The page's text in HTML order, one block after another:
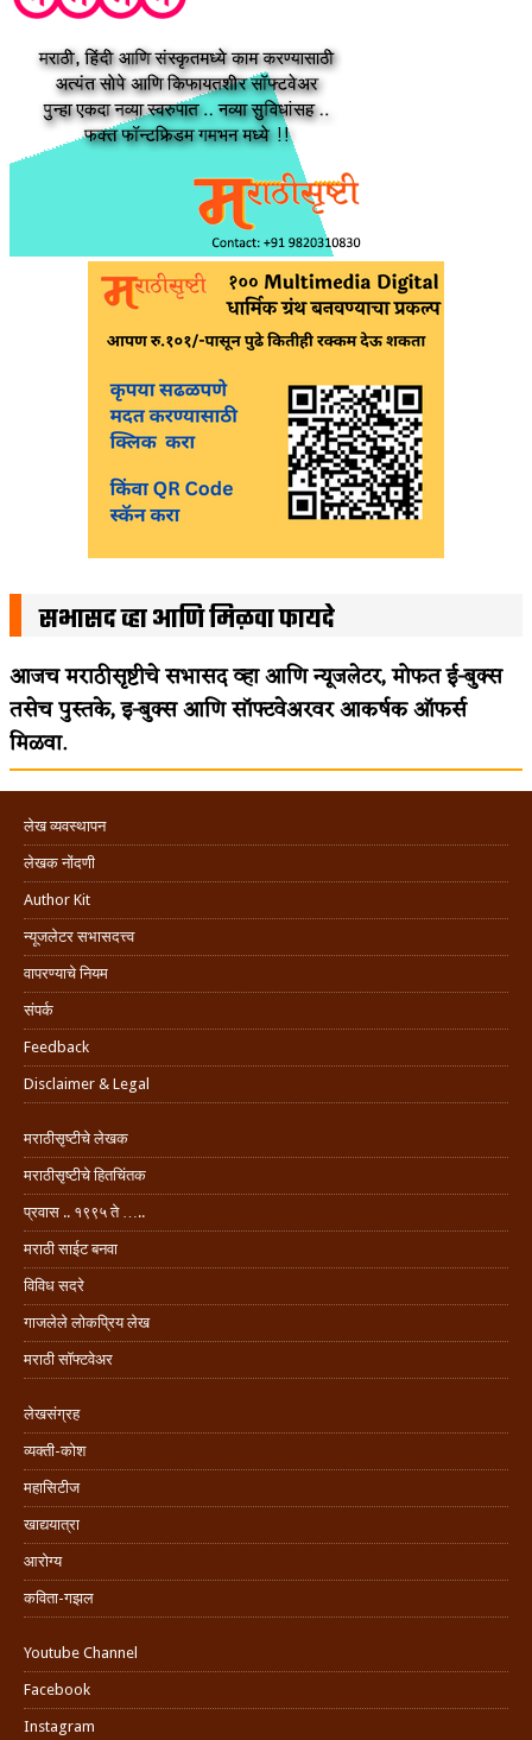
सभासद व्हा आणि मिळवा फायदे
आजच मराठीसृष्टीचे सभासद व्हा आणि न्यूजलेटर, मोफत ई-बुक्स
तसेच पुस्तके, इ-बुक्स आणि सॉफ्टवेअरवर आकर्षक ऑफर्स
मिळवा.
लेख व्यवस्थापन
लेखक नोंदणी
Author Kit
न्यूजलेटर सभासदत्त्व
वापरण्याचे नियम
संपर्क
Feedback
Disclaimer & Legal
मराठीसृष्टीचे लेखक
मराठीसृष्टीचे हितचिंतक
प्रवास .. १९९५ ते …..
मराठी साईट बनवा
विविध सदरे
गाजलेले लोकप्रिय लेख
मराठी सॉफ्टवेअर
लेखसंग्रह
व्यक्ती-कोश
महासिटीज
खाद्ययात्रा
आरोग्य
कविता-गझल
Youtube Channel
Facebook
Instagram